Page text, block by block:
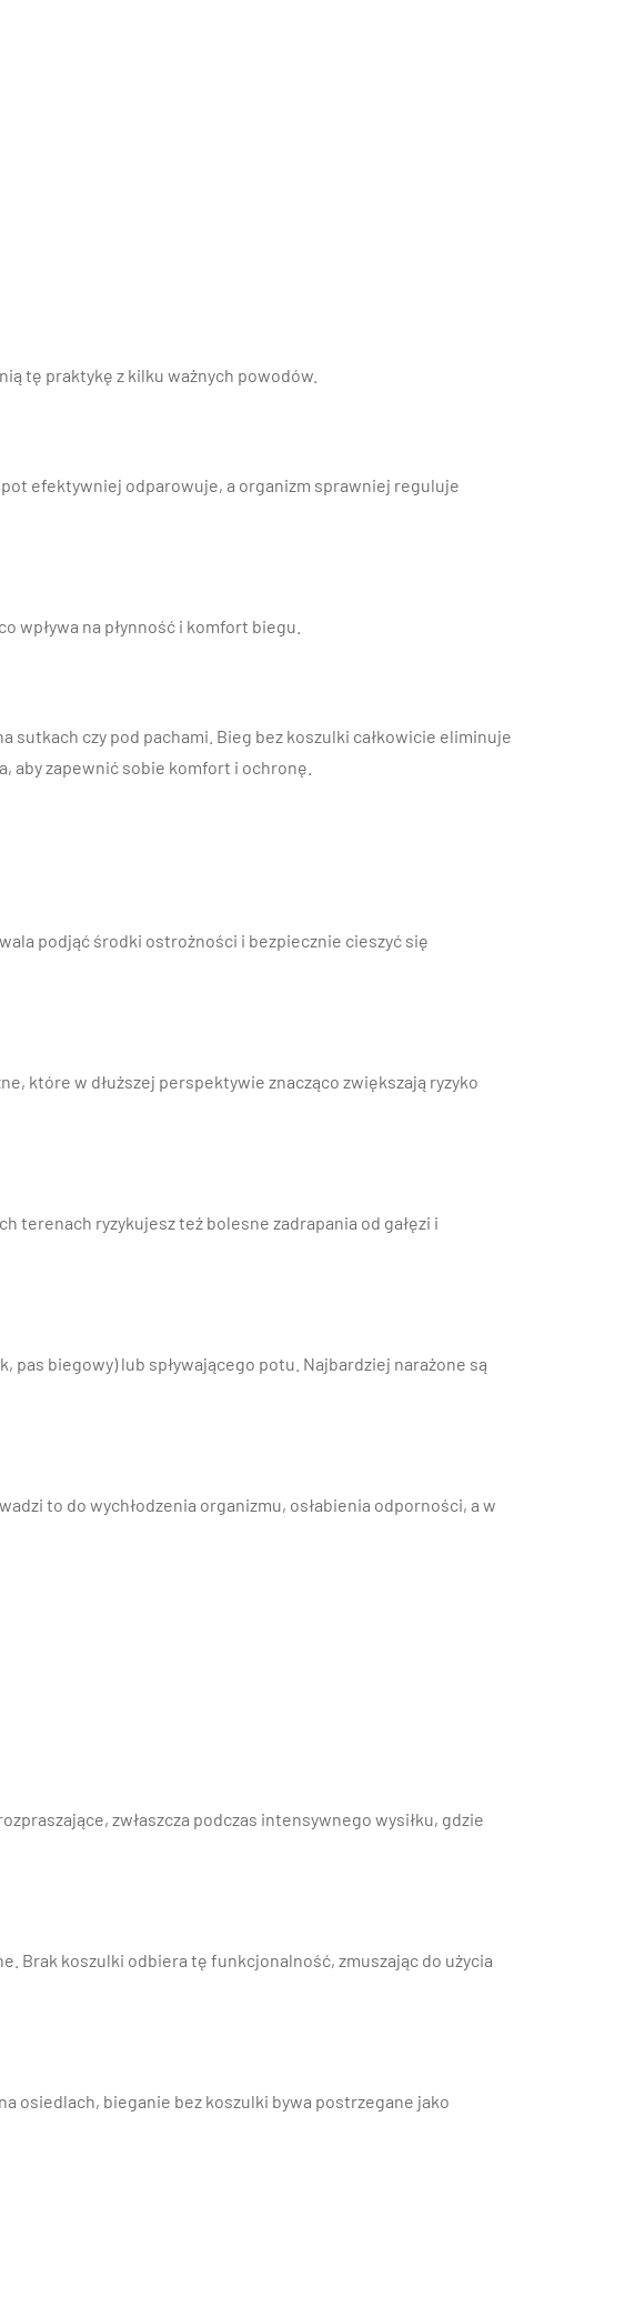
tę praktykę z kilku ważnych powodów.
efektywniej odparowuje, a organizm sprawniej reguluje
wpływa na płynność i komfort biegu.
czy pod pachami. Bieg bez koszulki całkowicie eliminuje
aby zapewnić sobie komfort i ochronę.
podjąć środki ostrożności i bezpiecznie cieszyć się
które w dłuższej perspektywie znacząco zwiększają ryzyko
terenach ryzykujesz też bolesne zadrapania od gałęzi i
biegowy) lub spływającego potu. Najbardziej narażone są
to do wychłodzenia organizmu, osłabienia odporności, a w
zwłaszcza podczas intensywnego wysiłku, gdzie
Brak koszulki odbiera tę funkcjonalność, zmuszając do użycia
osiedlach, bieganie bez koszulki bywa postrzegane jako